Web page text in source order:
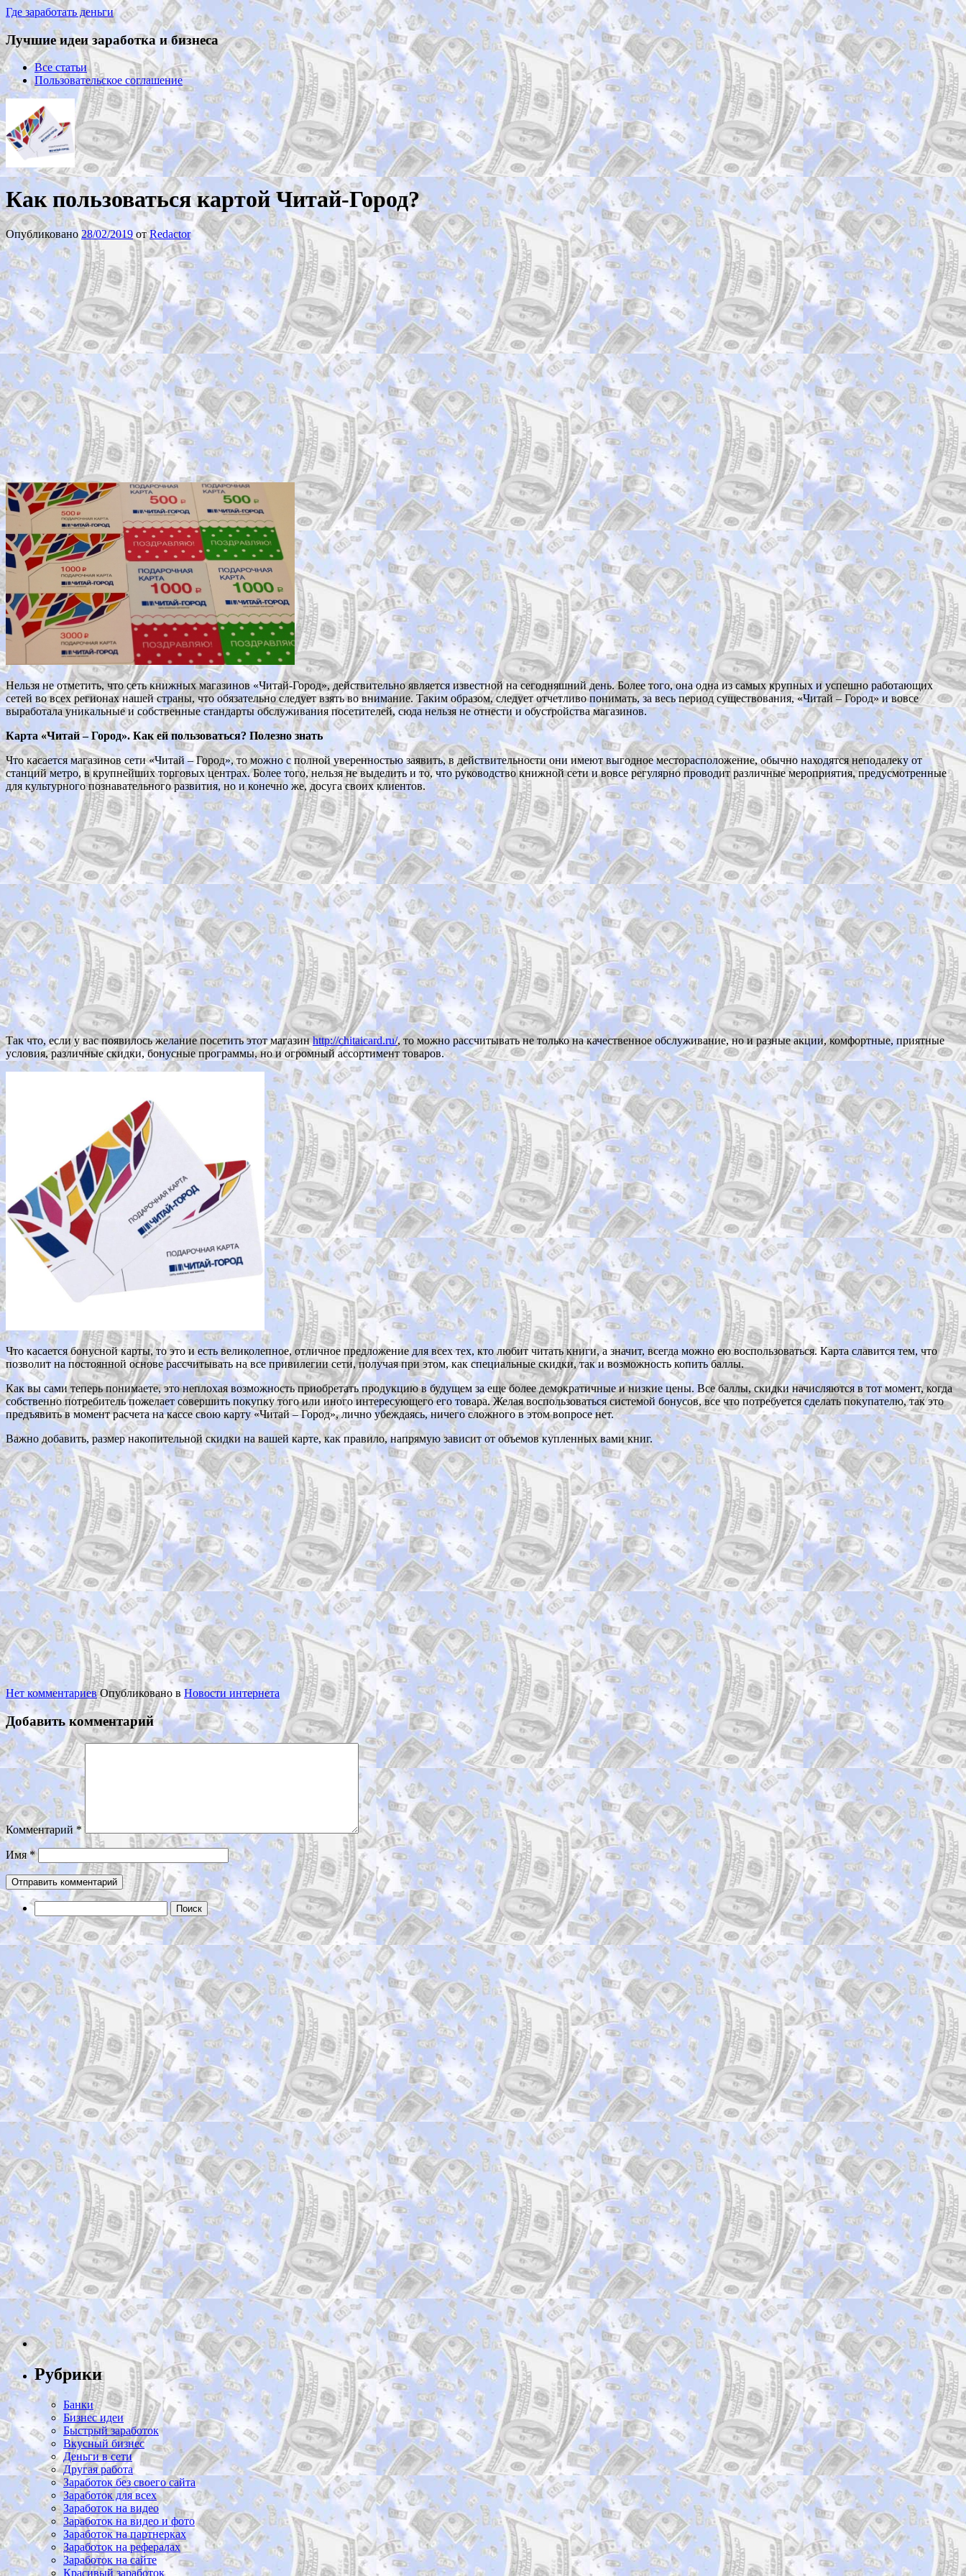
Где заработать деньги
Лучшие идеи заработка и бизнеса
Все статьи
Пользовательское соглашение
Как пользоваться картой Читай-Город?
Опубликовано28/02/2019 отRedactor
Нельзя не отметить, что сеть книжных магазинов «Читай-Город», действительно является известной на сегодняшний день. Более того, она одна из самых крупных и успешно работающих
сетей во всех регионах нашей страны, что обязательно следует взять во внимание. Таким образом, следует отчетливо понимать, за весь период существования, «Читай – Город» и вовсе
выработала уникальные и собственные стандарты обслуживания посетителей, сюда нельзя не отнести и обустройства магазинов.
Карта «Читай – Город». Как ей пользоваться? Полезно знать
Что касается магазинов сети «Читай – Город», то можно с полной уверенностью заявить, в действительности они имеют выгодное месторасположение, обычно находятся неподалеку от
станций метро, в крупнейших торговых центрах. Более того, нельзя не выделить и то, что руководство книжной сети и вовсе регулярно проводит различные мероприятия, предусмотренные
для культурного познавательного развития, но и конечно же, досуга своих клиентов.
Так что, если у вас появилось желание посетить этот магазинhttp://chitaicard.ru/, то можно рассчитывать не только на качественное обслуживание, но и разные акции, комфортные, приятные
условия, различные скидки, бонусные программы, но и огромный ассортимент товаров.
Что касается бонусной карты, то это и есть великолепное, отличное предложение для всех тех, кто любит читать книги, а значит, всегда можно ею воспользоваться. Карта славится тем, что
позволит на постоянной основе рассчитывать на все привилегии сети, получая при этом, как специальные скидки, так и возможность копить баллы.
Как вы сами теперь понимаете, это неплохая возможность приобретать продукцию в будущем за еще более демократичные и низкие цены. Все баллы, скидки начисляются в тот момент, когда
собственно потребитель пожелает совершить покупку того или иного интересующего его товара. Желая воспользоваться системой бонусов, все что потребуется сделать покупателю, так это
предъявить в момент расчета на кассе свою карту «Читай – Город», лично убеждаясь, ничего сложного в этом вопросе нет.
Важно добавить, размер накопительной скидки на вашей карте, как правило, напрямую зависит от объемов купленных вами книг.
Нет комментариев Опубликовано в Новости интернета
Добавить комментарий
Комментарий*
Имя*
Найти:
Рубрики
Банки
Бизнес идеи
Быстрый заработок
Вкусный бизнес
Деньги в сети
Другая работа
Заработок без своего сайта
Заработок для всех
Заработок на видео
Заработок на видео и фото
Заработок на партнерках
Заработок на рефералах
Заработок на сайте
Красивый заработок